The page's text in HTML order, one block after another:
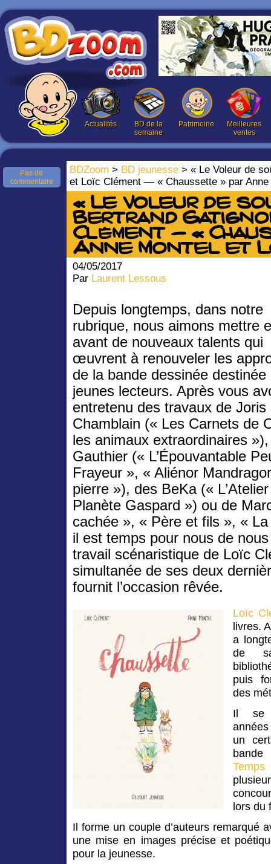
Actualités
BD de la
semaine
Patrimoine
Meilleures
ventes
BDZoom > BD jeunesse > « Le Voleur de
et Loïc Clément — « Chaussette » par
Pas de
commentaire
« Le Voleur de
Bertrand
Clément — «
Anne Montel et
04/05/2017
Par Laurent Lessous
Depuis longtemps, dans notre
rubrique, nous aimons mettre
avant de nouveaux talents qui
œuvrent à renouveler les
de la bande dessinée destinée
jeunes lecteurs. Après vous
entretenu des travaux de Joris
Chamblain (« Les Carnets de
les animaux extraordinaires
Gauthier (« L’Épouvantable
Frayeur », « Aliénor
pierre »), des BeKa («
Planète Gaspard ») ou de
cachée », « Père et fils », «
il est temps pour nous de
travail scénaristique de Loïc
simultanée de ses deux
fournit l’occasion rêvée.
Loïc
livres.
a
de
puis
des
Il se
un
lors du
Il forme un couple d’auteurs remarqué
une mise en images précise et
pour la jeunesse.